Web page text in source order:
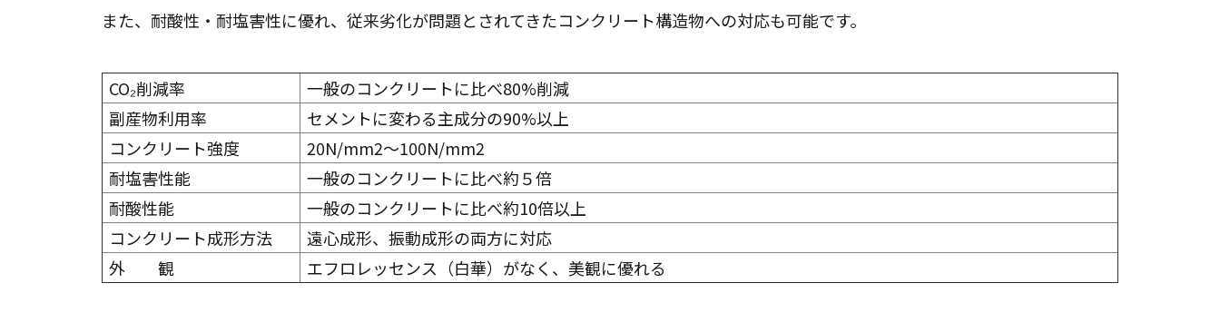
また、耐酸性・耐塩害性に優れ、従来劣化が問題とされてきたコンクリート構造物への対応も可能です。
CO₂削減率
一般のコンクリートに比べ80%削減
副産物利用率
セメントに変わる主成分の90%以上
コンクリート強度
20N/mm2～100N/mm2
耐塩害性能
一般のコンクリートに比べ約５倍
耐酸性能
一般のコンクリートに比べ約10倍以上
コンクリート成形方法
遠心成形、振動成形の両方に対応
外 観
エフロレッセンス（白華）がなく、美観に優れる